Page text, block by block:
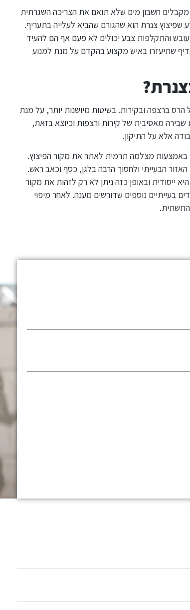
מקבלים חשבון מים שלא תואם את הצריכה השגרתית
צנרת הוא שהגורם שהביא לעלייה בתעריף.
והתקלפות צבע יכולים לא פעם אף הם להעיד
שתיעזרו באיש מקצוע בהקדם על מנת למנוע
ברצפה ובקירות. בשיטות מיושנות יותר, על מנת
מאסיבית של קירות ורצפות וכיוצא בזאת,
אלא על התיקון.
באמצעות מצלמה תרמית לאתר את מקור הפיצוץ.
הבעייתי ולחסוך הרבה בלגן, כסף וכאב ראש.
ייסודית ובאופן כזה ניתן לא רק לזהות את מקור
בעייתיים נוספים שדורשים מענה. לאחר מיפוי
התשתית.